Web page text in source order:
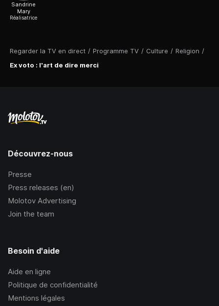
Regarder la TV en direct / Programme TV / Culture / Religion /
Ex voto : l'art de dire merci
Sandrine
Mary
Réalisatrice
Découvrez-nous
Presse
Press releases (en)
Molotov Advertising
Join the team
Besoin d'aide
Aide en ligne
Politique de confidentialité
Mentions légales